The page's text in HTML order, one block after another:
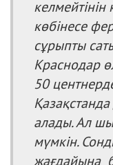
көбінесе
сұрыпты
Краснодар
50
Қазақстанда
алады. Ал
мүмкін.
жағдайына